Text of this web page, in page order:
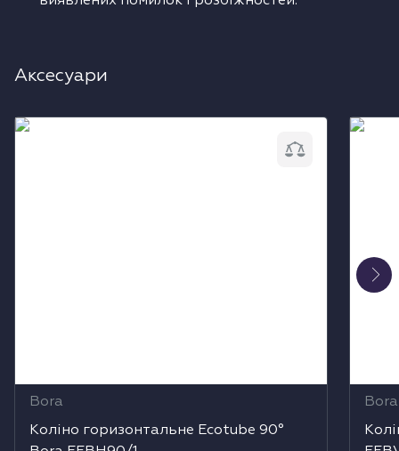
Аксесуари
Коліно горизонтальне Ecotube 90° Bora
Bora
Коліно горизонтальне Ecotube 90°
Bora